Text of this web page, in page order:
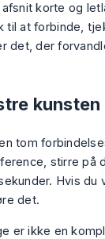
afsnit korte og
til at forbinde,
det, der
tom
stirre på
Hvis du
det.
er ikke en